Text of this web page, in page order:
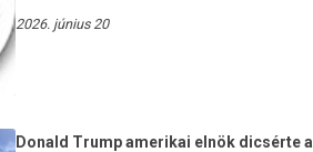
2026. június 20
Donald Trump amerikai elnök dicsérte